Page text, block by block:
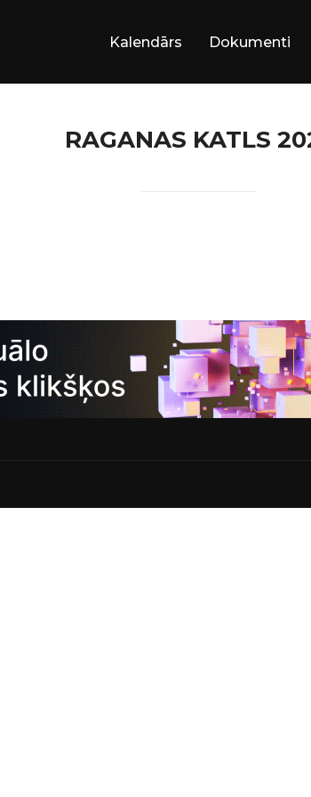
Kalendārs Dokumenti
RAGANAS KATLS